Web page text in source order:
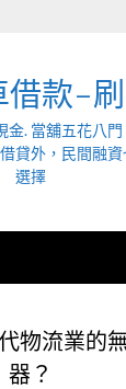
借款-
金. 當舖五花八
貸外，民間融
選擇
物流業的
器？